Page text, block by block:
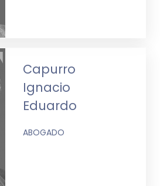
Capurro
Ignacio
Eduardo
ABOGADO